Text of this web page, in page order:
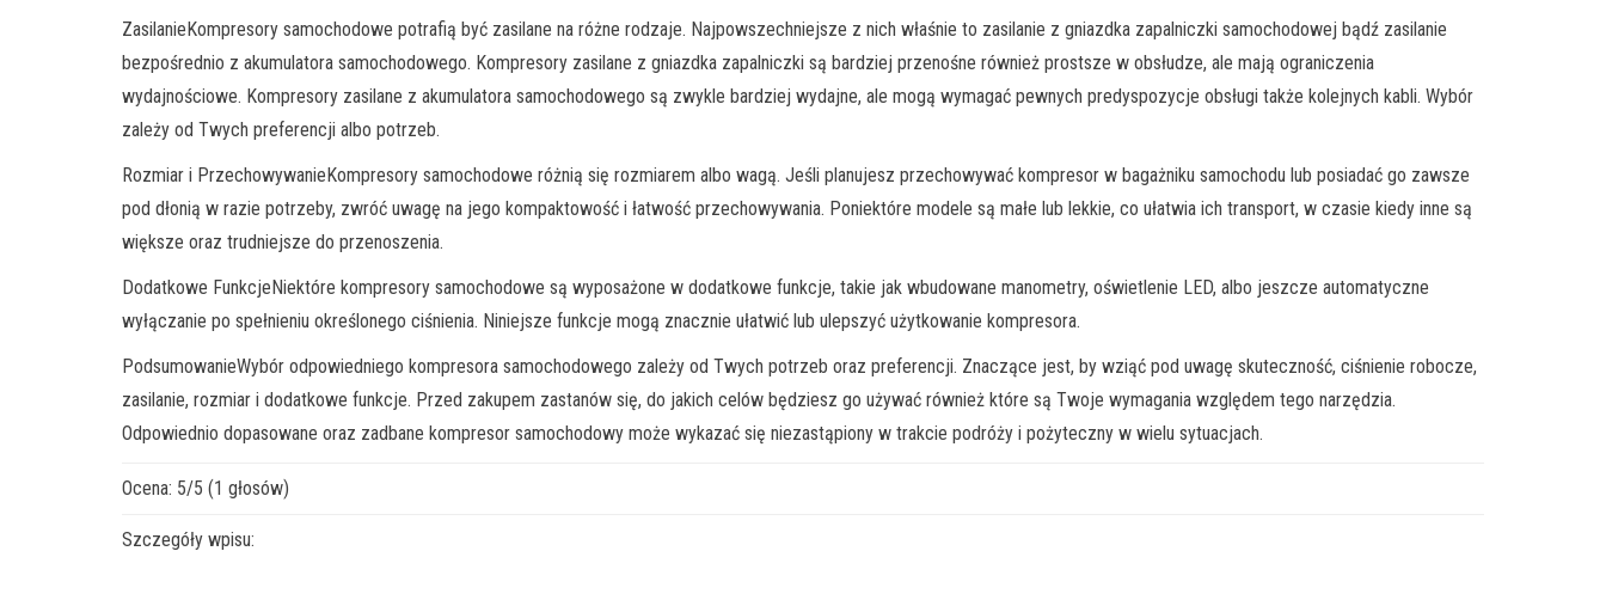
ZasilanieKompresory samochodowe potrafią być zasilane na różne rodzaje. Najpowszechniejsze z nich właśnie to zasilanie z gniazdka zapalniczki samochodowej bądź zasilanie
bezpośrednio z akumulatora samochodowego. Kompresory zasilane z gniazdka zapalniczki są bardziej przenośne również prostsze w obsłudze, ale mają ograniczenia
wydajnościowe. Kompresory zasilane z akumulatora samochodowego są zwykle bardziej wydajne, ale mogą wymagać pewnych predyspozycje obsługi także kolejnych kabli. Wybór
zależy od Twych preferencji albo potrzeb.
Rozmiar i PrzechowywanieKompresory samochodowe różnią się rozmiarem albo wagą. Jeśli planujesz przechowywać kompresor w bagażniku samochodu lub posiadać go zawsze
pod dłonią w razie potrzeby, zwróć uwagę na jego kompaktowość i łatwość przechowywania. Poniektóre modele są małe lub lekkie, co ułatwia ich transport, w czasie kiedy inne są
większe oraz trudniejsze do przenoszenia.
Dodatkowe FunkcjeNiektóre kompresory samochodowe są wyposażone w dodatkowe funkcje, takie jak wbudowane manometry, oświetlenie LED, albo jeszcze automatyczne
wyłączanie po spełnieniu określonego ciśnienia. Niniejsze funkcje mogą znacznie ułatwić lub ulepszyć użytkowanie kompresora.
PodsumowanieWybór odpowiedniego kompresora samochodowego zależy od Twych potrzeb oraz preferencji. Znaczące jest, by wziąć pod uwagę skuteczność, ciśnienie robocze,
zasilanie, rozmiar i dodatkowe funkcje. Przed zakupem zastanów się, do jakich celów będziesz go używać również które są Twoje wymagania względem tego narzędzia.
Odpowiednio dopasowane oraz zadbane kompresor samochodowy może wykazać się niezastąpiony w trakcie podróży i pożyteczny w wielu sytuacjach.
Ocena: 5/5 (1 głosów)
Szczegóły wpisu: